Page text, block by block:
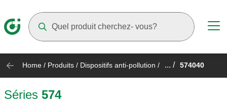
Home / Produits / Dispositifs anti-pollution / ... / 574040
Séries 574